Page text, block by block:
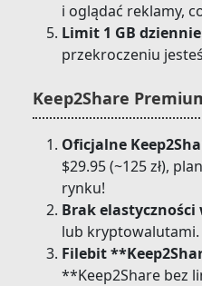
i oglądać reklamy,
Limit 1 GB
przekroczeniu
Keep2Share
Oficjalne
$29.95 (~125 zł),
rynku!
Brak elastyczności
lub kryptowalutami.
Filebit
**Keep2Share bez